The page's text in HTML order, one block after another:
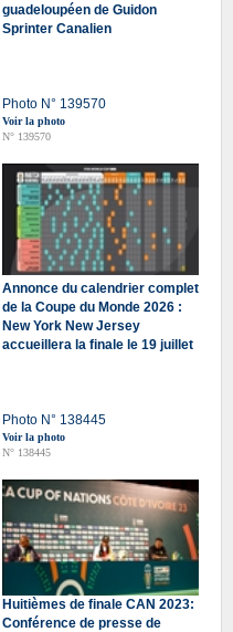
guadeloupéen de Guidon
Sprinter Canalien
Photo N° 139570
Voir la photo
N° 139570
Annonce du calendrier complet
de la Coupe du Monde 2026 :
New York New Jersey
accueillera la finale le 19 juillet
Photo N° 138445
Voir la photo
N° 138445
Huitièmes de finale CAN 2023:
Conférence de presse de